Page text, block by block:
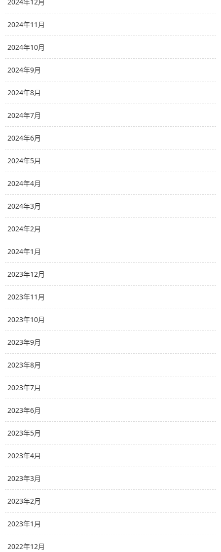
2024年11月
2024年10月
2024年9月
2024年8月
2024年7月
2024年6月
2024年5月
2024年4月
2024年3月
2024年2月
2024年1月
2023年12月
2023年11月
2023年10月
2023年9月
2023年8月
2023年7月
2023年6月
2023年5月
2023年4月
2023年3月
2023年2月
2023年1月
2022年12月